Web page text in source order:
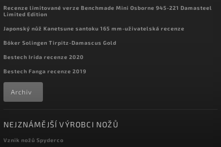
Recenze limitované verze Benchmade Mini Osborne 945-221 Damasteel
Limited Edition
Japonský nůž Kanetsune santoku 165 mm-uživatelská recenze
Böker Solingen Tirpitz-Damascus Gold
Bestech Irida recenze 2020
Bestech Fanga recenze 2019
Archiv
NEJZNÁMĚJŠÍ VÝROBCI NOŽŮ
Vznik nožů Spyderco